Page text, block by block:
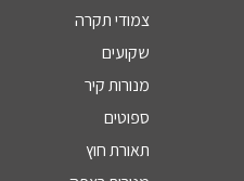
צמודי תקרה
שקועים
מנורות קיר
ספוטים
תאורת חוץ